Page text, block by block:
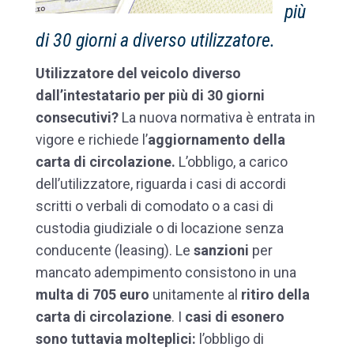
più
di 30 giorni a diverso utilizzatore.
Utilizzatore del veicolo diverso
dall’intestatario per più di 30 giorni
consecutivi? La nuova normativa è entrata in
vigore e richiede l’aggiornamento della
carta di circolazione. L’obbligo, a carico
dell’utilizzatore, riguarda i casi di accordi
scritti o verbali di comodato o a casi di
custodia giudiziale o di locazione senza
conducente (leasing). Le sanzioni per
mancato adempimento consistono in una
multa di 705 euro unitamente al ritiro della
carta di circolazione. I casi di esonero
sono tuttavia molteplici: l’obbligo di